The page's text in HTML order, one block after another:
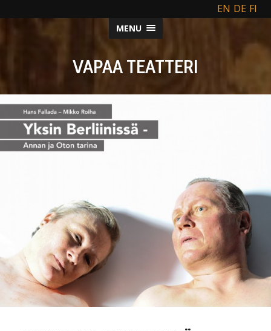
FI
DE
EN
MENU
VAPAA TEATTERI